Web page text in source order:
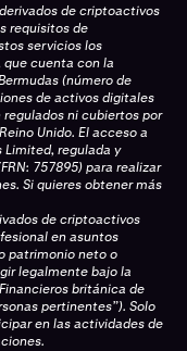
de criptoactivos
requisitos de
servicios los
cuenta con la
(número de
de activos digitales
ni cubiertos por
Unido. El acceso a
regulada y
757895) para realizar
Si quieres obtener más
de criptoactivos
en asuntos
patrimonio neto o
legalmente bajo la
británica de
pertinentes”). Solo
en las actividades de